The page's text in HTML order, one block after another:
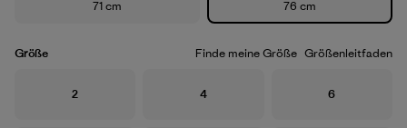
71 cm
76 cm
Größe Finde meine Größe Größenleitfaden
Größe
2 Größe
4 Größe
6